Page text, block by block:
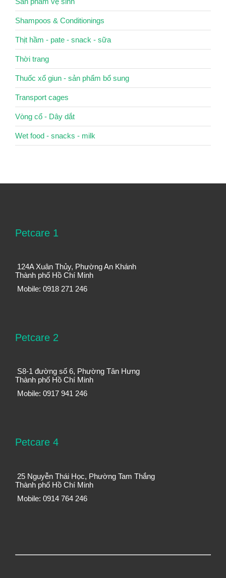
Shampoos & Conditionings
Thịt hầm - pate - snack - sữa
Thời trang
Thuốc xổ giun - sản phẩm bổ sung
Transport cages
Vòng cổ - Dây dắt
Wet food - snacks - milk
Petcare 1
124A Xuân Thủy, Phường An Khánh
Thành phố Hồ Chí Minh
Mobile: 0918 271 246
Petcare 2
S8-1 đường số 6, Phường Tân Hưng
Thành phố Hồ Chí Minh
Mobile: 0917 941 246
Petcare 4
25 Nguyễn Thái Học, Phường Tam Thắng
Thành phố Hồ Chí Minh
Mobile: 0914 764 246